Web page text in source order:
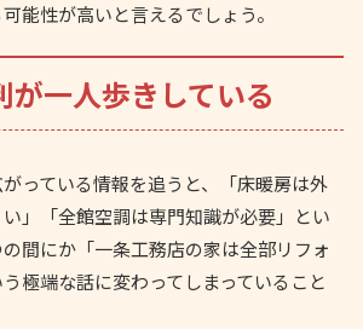
能性が高いと言えるでしょう。
が一人歩きしている
っている情報を追うと、「床暖房は外
」「全館空調は専門知識が必要」とい
間にか「一条工務店の家は全部リフォ
極端な話に変わってしまっていること